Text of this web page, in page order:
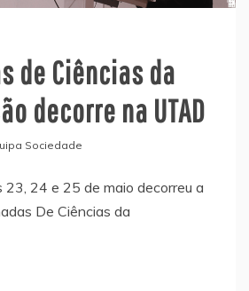
de Ciências da
decorre na UTAD
Sociedade
23, 24 e 25 de maio decorreu a
De Ciências da